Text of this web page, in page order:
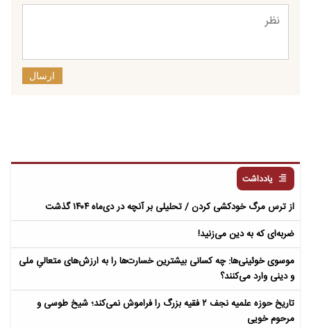
ارسال
یادداشت
از ترس مرگ خودکشی کردن / تحلیلی بر آنچه در دی‌ماه ۱۴۰۴ گذشت
ضربه‌ای که به دین می‌زنید!
موسوی خوئینی‌ها: چه کسانی بیشترین خسارت‌ها را به ارزش‌های متعالیِ ملی
و دینی وارد می‌کنند؟
تاریخ حوزه علمیه نجف ۲ فقیه بزرگ را فراموش نمی‌کند؛ شیخ طوسی و
مرحوم خویی